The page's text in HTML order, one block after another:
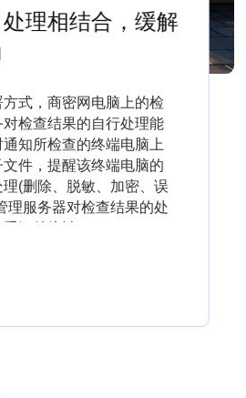
理相结合，缓解
式，商密网电脑上的检
检查结果的自行处理能
知所检查的终端电脑上
件，提醒该终端电脑的
(删除、脱敏、加密、误
理服务器对检查结果的处